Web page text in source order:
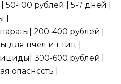
50-100 рублей | 5-7 дней |
|
200-400 рублей |
для пчёл и птиц |
300-600 рублей |
опасность |